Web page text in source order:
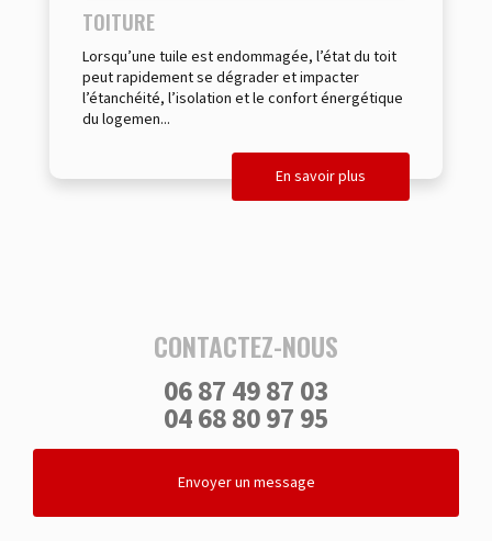
TOITURE
Lorsqu’une tuile est endommagée, l’état du toit
peut rapidement se dégrader et impacter
l’étanchéité, l’isolation et le confort énergétique
du logemen...
En savoir plus
CONTACTEZ-NOUS
06 87 49 87 03
04 68 80 97 95
Envoyer un message